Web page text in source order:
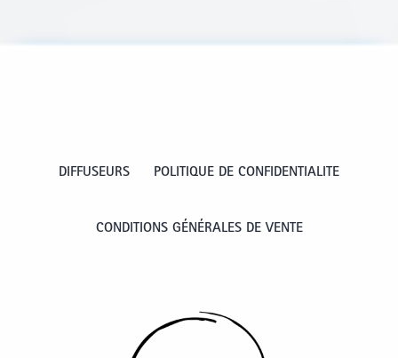
DIFFUSEURS POLITIQUE DE CONFIDENTIALITE
CONDITIONS GÉNÉRALES DE VENTE